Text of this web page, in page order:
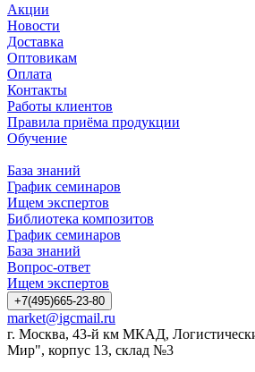
Акции
Новости
Доставка
Оптовикам
Оплата
Контакты
Работы клиентов
Правила приёма продукции
Обучение
База знаний
График семинаров
Ищем экспертов
Библиотека композитов
График семинаров
База знаний
Вопрос-ответ
Ищем экспертов
+7(495)665-23-80
market@igcmail.ru
г. Москва, 43-й км МКАД,
Мир", корпус 13, склад №3